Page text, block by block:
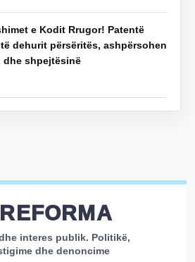
e Kodit Rrugor! Patentë
dehurit përsëritës, ashpërsohen
dhe shpejtësinë
interes publik. Politikë,
dhe denoncime